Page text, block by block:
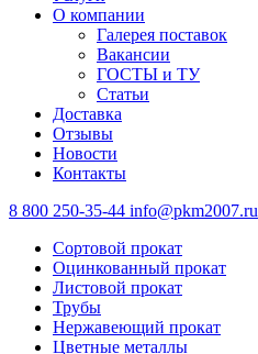
О компании
Галерея поставок
Вакансии
ГОСТЫ и ТУ
Статьи
Доставка
Отзывы
Новости
Контакты
8 800 250-35-44 info@pkm2007.ru
Сортовой прокат
Оцинкованный прокат
Листовой прокат
Трубы
Нержавеющий прокат
Цветные металлы